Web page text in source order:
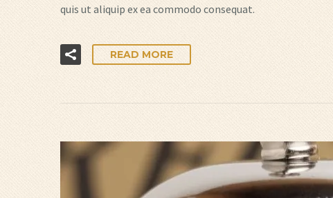
quis ut aliquip ex ea commodo consequat.
READ MORE